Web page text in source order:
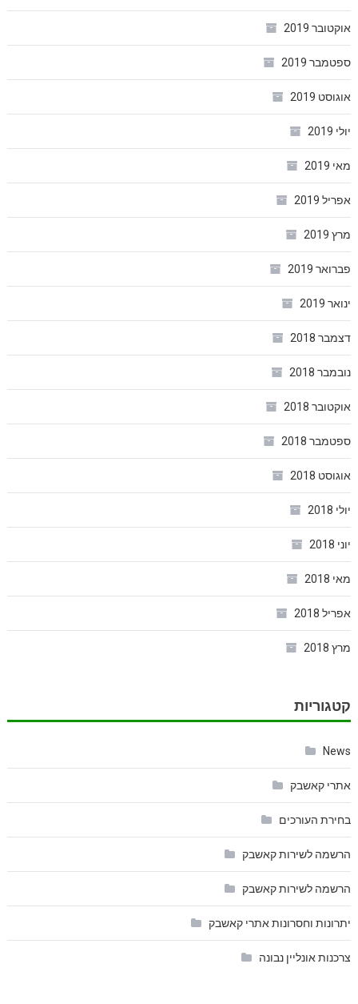
אוקטובר 2019
ספטמבר 2019
אוגוסט 2019
יולי 2019
מאי 2019
אפריל 2019
מרץ 2019
פברואר 2019
ינואר 2019
דצמבר 2018
נובמבר 2018
אוקטובר 2018
ספטמבר 2018
אוגוסט 2018
יולי 2018
יוני 2018
מאי 2018
אפריל 2018
מרץ 2018
קטגוריות
News
אתרי קאשבק
בחירת העורכים
הרשמה לשירות קאשבק
הרשמה לשירות קאשבק
יתרונות וחסרונות אתרי קאשבק
צרכנות אונליין נבונה